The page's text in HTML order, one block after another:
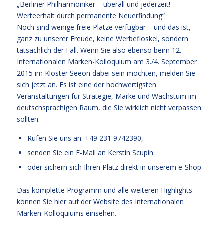
„Berliner Philharmoniker – überall und jederzeit!
Werteerhalt durch permanente Neuerfindung“
Noch sind wenige freie Plätze verfügbar – und das ist,
ganz zu unserer Freude, keine Werbefloskel, sondern
tatsächlich der Fall. Wenn Sie also ebenso beim 12.
Internationalen Marken-Kolloquium am 3./4. September
2015 im Kloster Seeon dabei sein möchten, melden Sie
sich jetzt an. Es ist eine der hochwertigsten
Veranstaltungen für Strategie, Marke und Wachstum im
deutschsprachigen Raum, die Sie wirklich nicht verpassen
sollten.
Rufen Sie uns an: +49 231 9742390,
senden Sie ein E-Mail an Kerstin Scupin
oder sichern sich Ihren Platz direkt in unserem e-Shop.
Das komplette Programm und alle weiteren Highlights
können Sie hier auf der Website des Internationalen
Marken-Kolloquiums einsehen.